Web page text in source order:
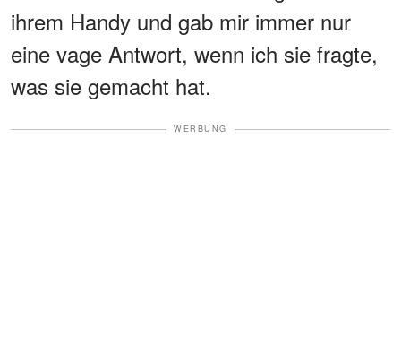
ihrem Handy und gab mir immer nur
eine vage Antwort, wenn ich sie fragte,
was sie gemacht hat.
WERBUNG